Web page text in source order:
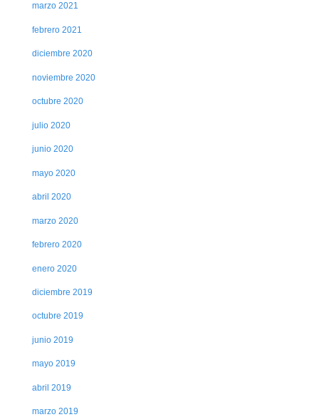
marzo 2021
febrero 2021
diciembre 2020
noviembre 2020
octubre 2020
julio 2020
junio 2020
mayo 2020
abril 2020
marzo 2020
febrero 2020
enero 2020
diciembre 2019
octubre 2019
junio 2019
mayo 2019
abril 2019
marzo 2019